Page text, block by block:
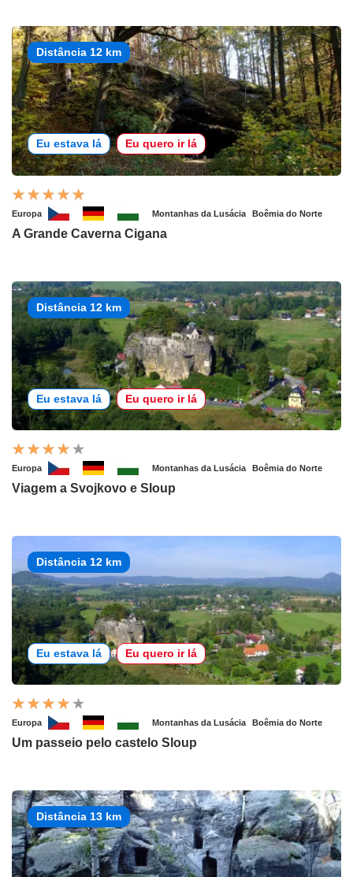
Distância 12 km
Eu estava lá Eu quero ir lá
Europa Montanhas da Lusácia Boêmia do Norte
A Grande Caverna Cigana
Distância 12 km
Eu estava lá Eu quero ir lá
Europa Montanhas da Lusácia Boêmia do Norte
Viagem a Svojkovo e Sloup
Distância 12 km
Eu estava lá Eu quero ir lá
Europa Montanhas da Lusácia Boêmia do Norte
Um passeio pelo castelo Sloup
Distância 13 km